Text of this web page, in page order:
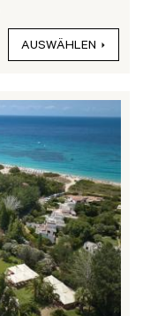
AUSWÄHLEN